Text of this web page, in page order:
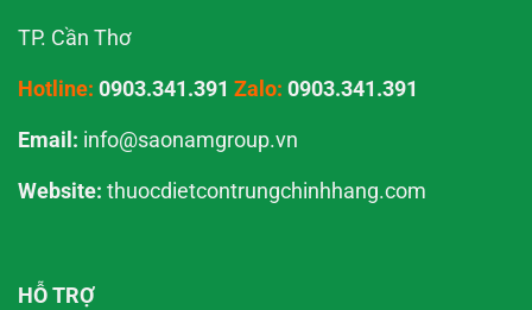
TP. Cần Thơ
Hotline: 0903.341.391 Zalo: 0903.341.391
Email: info@saonamgroup.vn
Website: thuocdietcontrungchinhhang.com
HỖ TRỢ